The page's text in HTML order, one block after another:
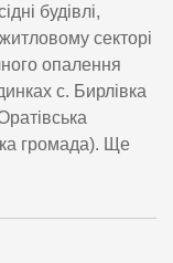
будівлі,
секторі
опалення
с. Бирлівка
громада). Ще